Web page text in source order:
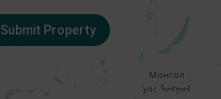
Submit Property